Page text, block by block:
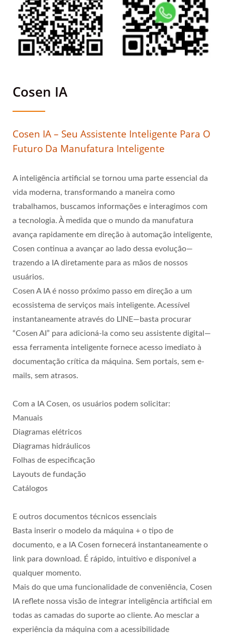
Cosen IA
Cosen IA – Seu Assistente Inteligente Para O
Futuro Da Manufatura Inteligente
A inteligência artificial se tornou uma parte essencial da
vida moderna, transformando a maneira como
trabalhamos, buscamos informações e interagimos com
a tecnologia. À medida que o mundo da manufatura
avança rapidamente em direção à automação inteligente,
Cosen continua a avançar ao lado dessa evolução—
trazendo a IA diretamente para as mãos de nossos
usuários.
Cosen A IA é nosso próximo passo em direção a um
ecossistema de serviços mais inteligente. Acessível
instantaneamente através do LINE—basta procurar
“Cosen AI” para adicioná-la como seu assistente digital—
essa ferramenta inteligente fornece acesso imediato à
documentação crítica da máquina. Sem portais, sem e-
mails, sem atrasos.
Com a IA Cosen, os usuários podem solicitar:
Manuais
Diagramas elétricos
Diagramas hidráulicos
Folhas de especificação
Layouts de fundação
Catálogos
E outros documentos técnicos essenciais
Basta inserir o modelo da máquina + o tipo de
documento, e a IA Cosen fornecerá instantaneamente o
link para download. É rápido, intuitivo e disponível a
qualquer momento.
Mais do que uma funcionalidade de conveniência, Cosen
IA reflete nossa visão de integrar inteligência artificial em
todas as camadas do suporte ao cliente. Ao mesclar a
experiência da máquina com a acessibilidade